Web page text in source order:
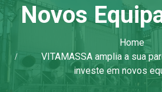
Novos
Home
VITAMASSA amplia a sua
investe em novos